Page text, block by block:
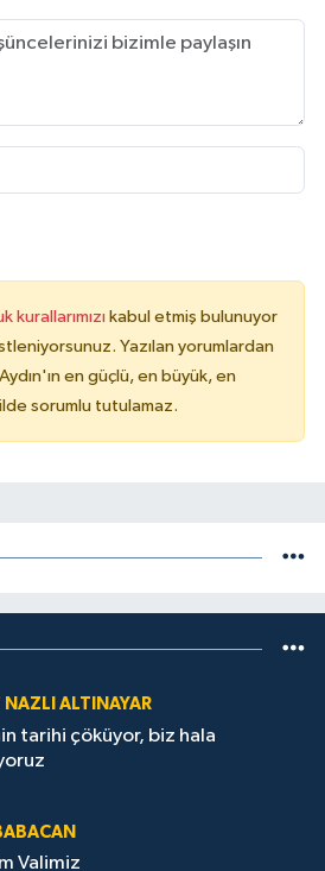
kurallarımızı kabul etmiş bulunuyor
Yazılan yorumlardan
en güçlü, en büyük, en
sorumlu tutulamaz.
NAZLI ALTINAYAR
tarihi çöküyor, biz hala
Valimiz